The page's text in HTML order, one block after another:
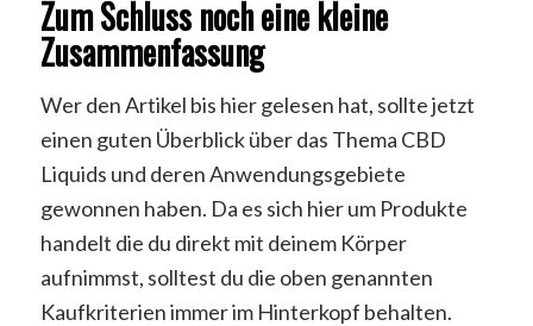
Zum Schluss noch eine kleine
Zusammenfassung
Wer den Artikel bis hier gelesen hat, sollte jetzt
einen guten Überblick über das Thema CBD
Liquids und deren Anwendungsgebiete
gewonnen haben. Da es sich hier um Produkte
handelt die du direkt mit deinem Körper
aufnimmst, solltest du die oben genannten
Kaufkriterien immer im Hinterkopf behalten.